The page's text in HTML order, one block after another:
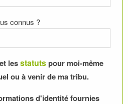
connus ?
et lesstatutspour moi-même
ou à venir de ma tribu.
d'identité fournies